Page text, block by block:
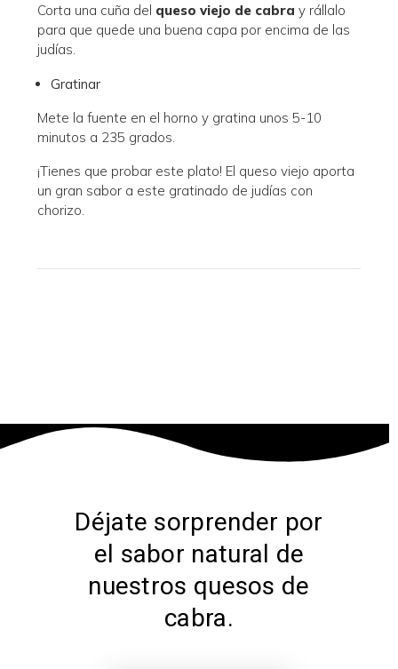
Corta una cuña del queso viejo de cabra y rállalo
para que quede una buena capa por encima de las
judías.
Gratinar
Mete la fuente en el horno y gratina unos 5-10
minutos a 235 grados.
¡Tienes que probar este plato! El queso viejo aporta
un gran sabor a este gratinado de judías con
chorizo.
Déjate sorprender por
el sabor natural de
nuestros quesos de
cabra.